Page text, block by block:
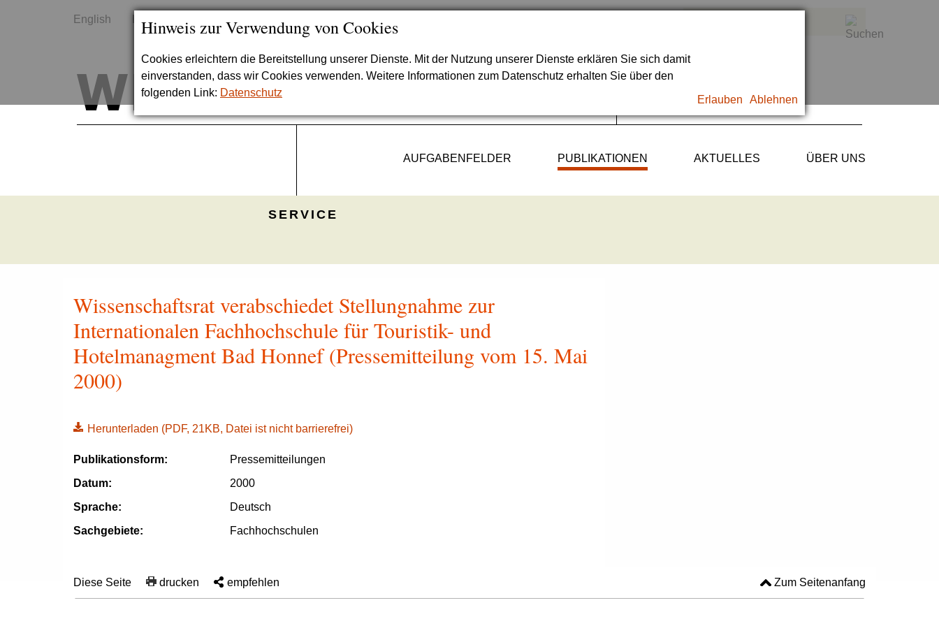
Hinweis zur Verwendung von Cookies
Cookies erleichtern die Bereitstellung unserer Dienste. Mit der Nutzung unserer Dienste erklären Sie sich damit
einverstanden, dass wir Cookies verwenden. Weitere Informationen zum Datenschutz erhalten Sie über den
folgenden Link: Datenschutz
Erlauben Ablehnen
English
AUFGABENFELDER PUBLIKATIONEN AKTUELLES ÜBER UNS
SERVICE
Wissenschaftsrat verabschiedet Stellungnahme zur
Internationalen Fachhochschule für Touristik- und
Hotelmanagment Bad Honnef (Pressemitteilung vom 15. Mai
2000)
Herunterladen (PDF, 21KB, Datei ist nicht barrierefrei)
Publikationsform:
Pressemitteilungen
Datum:
2000
Sprache:
Deutsch
Sachgebiete:
Fachhochschulen
Diese Seite drucken empfehlen Zum Seitenanfang